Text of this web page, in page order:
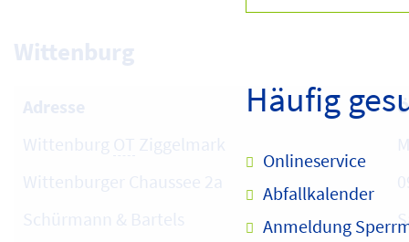
Häufig
Onlineservice
Abfallkalender
Anmeldung
Wittenburg
Adresse
Wittenburg OT Ziggelmark
Wittenburger Chaussee 2a
Schürmann & Bartels